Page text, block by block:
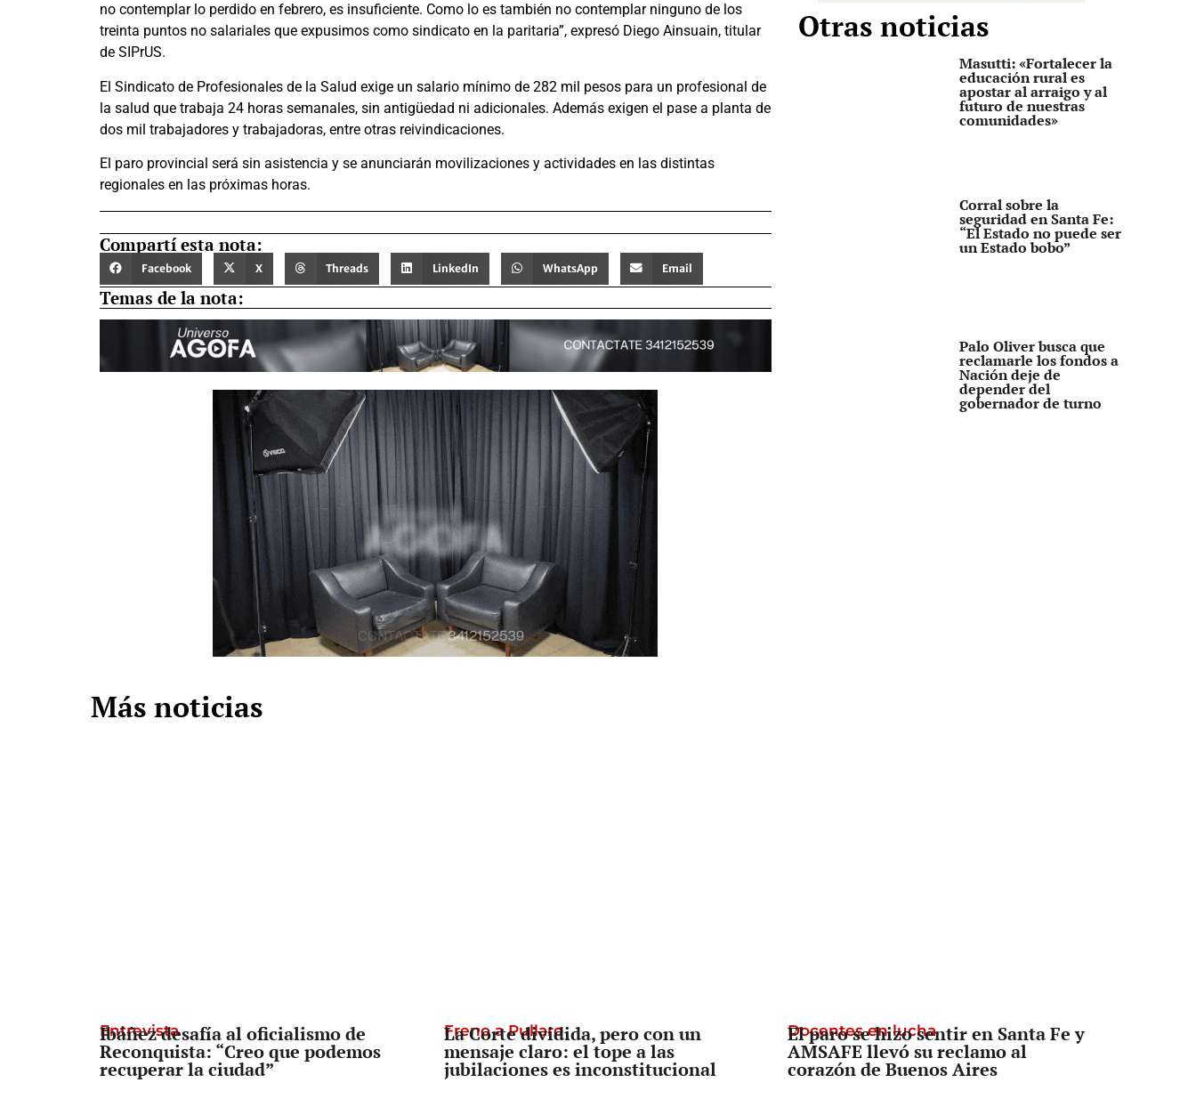
no contemplar lo perdido en febrero, es insuficiente. Como lo es también no contemplar ninguno de los
treinta puntos no salariales que expusimos como sindicato en la paritaria”, expresó Diego Ainsuain, titular
de SIPrUS.
El Sindicato de Profesionales de la Salud exige un salario mínimo de 282 mil pesos para un profesional de
la salud que trabaja 24 horas semanales, sin antigüedad ni adicionales. Además exigen el pase a planta de
dos mil trabajadores y trabajadoras, entre otras reivindicaciones.
El paro provincial será sin asistencia y se anunciarán movilizaciones y actividades en las distintas
regionales en las próximas horas.
Compartí esta nota:
Facebook X Threads LinkedIn WhatsApp Email
Temas de la nota:
Otras noticias
Masutti: «Fortalecer la
educación rural es
apostar al arraigo y al
futuro de nuestras
comunidades»
Corral sobre la
seguridad en Santa Fe:
“El Estado no puede ser
un Estado bobo”
Palo Oliver busca que
reclamarle los fondos a
Nación deje de
depender del
gobernador de turno
Más noticias
Entrevista
Ibáñez desafía al oficialismo de
Reconquista: “Creo que podemos
recuperar la ciudad”
Freno a Pullaro
La Corte dividida, pero con un
mensaje claro: el tope a las
jubilaciones es inconstitucional
Docentes en lucha
El paro se hizo sentir en Santa Fe y
AMSAFE llevó su reclamo al
corazón de Buenos Aires